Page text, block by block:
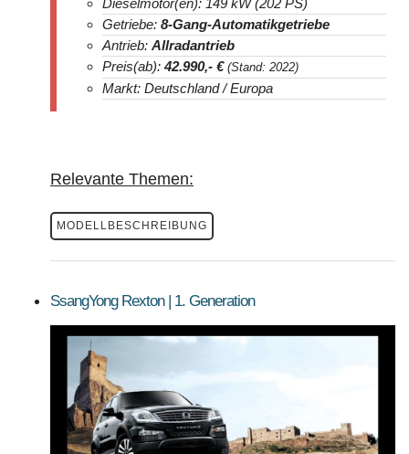
Dieselmotor(en): 149 kW (202 PS)
Getriebe: 8-Gang-Automatikgetriebe
Antrieb: Allradantrieb
Preis(ab):42.990,- € (Stand: 2022)
Markt: Deutschland / Europa
Relevante Themen:
MODELLBESCHREIBUNG
SsangYong Rexton | 1. Generation